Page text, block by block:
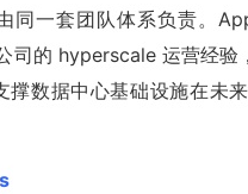
同一套团队体系负责。
司的 hyperscale 运营经验
撑数据中心基础设施在未